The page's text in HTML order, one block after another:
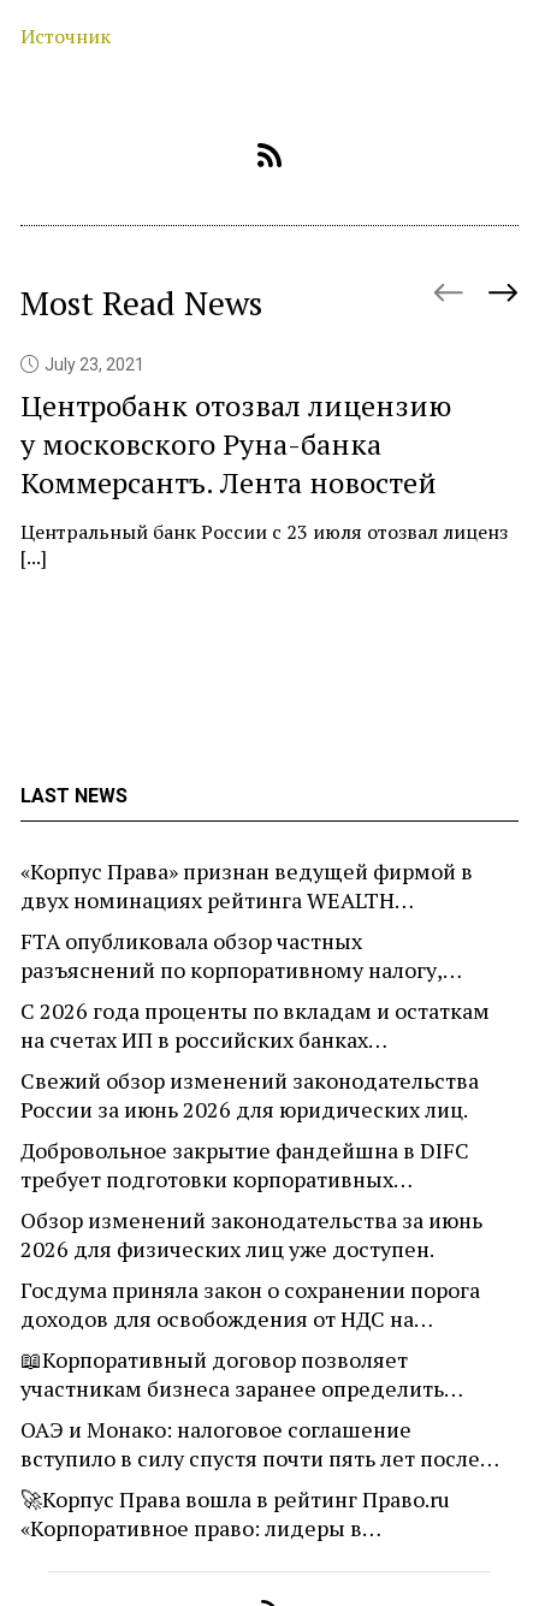
Источник
LAST NEWS
«Корпус Права» признан ведущей фирмой в
двух номинациях рейтинга WEALTH…
FTA опубликовала обзор частных
разъяснений по корпоративному налогу,…
С 2026 года проценты по вкладам и остаткам
на счетах ИП в российских банках…
Свежий обзор изменений законодательства
России за июнь 2026 для юридических лиц.
Добровольное закрытие фандейшна в DIFC
требует подготовки корпоративных…
Обзор изменений законодательства за июнь
2026 для физических лиц уже доступен.
Госдума приняла закон о сохранении порога
доходов для освобождения от НДС на…
📖Корпоративный договор позволяет
участникам бизнеса заранее определить…
ОАЭ и Монако: налоговое соглашение
вступило в силу спустя почти пять лет после…
🚀Корпус Права вошла в рейтинг Право.ru
«Корпоративное право: лидеры в…
Most Read News
July 23, 2021
Центробанк отозвал лицензию
у московского Руна-банка
Коммерсантъ. Лента новостей
Центральный банк России с 23 июля отозвал лиценз
[...]